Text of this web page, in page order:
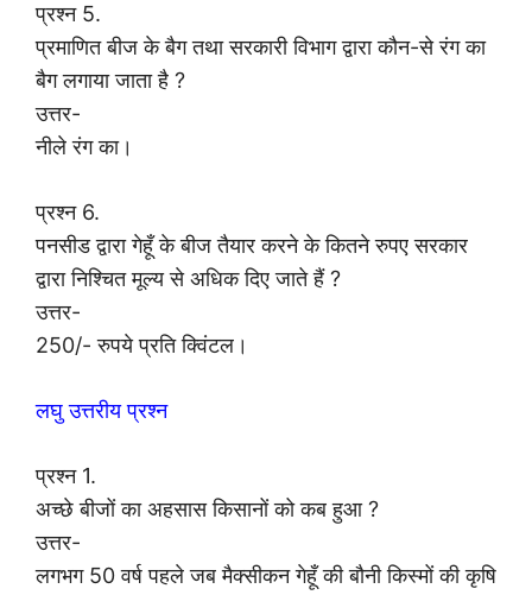
प्रश्न 5.
प्रमाणित बीज के बैग तथा सरकारी विभाग द्वारा कौन-से रंग का
बैग लगाया जाता है ?
उत्तर-
नीले रंग का।
प्रश्न 6.
पनसीड द्वारा गेहूँ के बीज तैयार करने के कितने रुपए सरकार
द्वारा निश्चित मूल्य से अधिक दिए जाते हैं ?
उत्तर-
250/- रुपये प्रति क्विंटल।
लघु उत्तरीय प्रश्न
प्रश्न 1.
अच्छे बीजों का अहसास किसानों को कब हुआ ?
उत्तर-
लगभग 50 वर्ष पहले जब मैक्सीकन गेहूँ की बौनी किस्मों की कृषि